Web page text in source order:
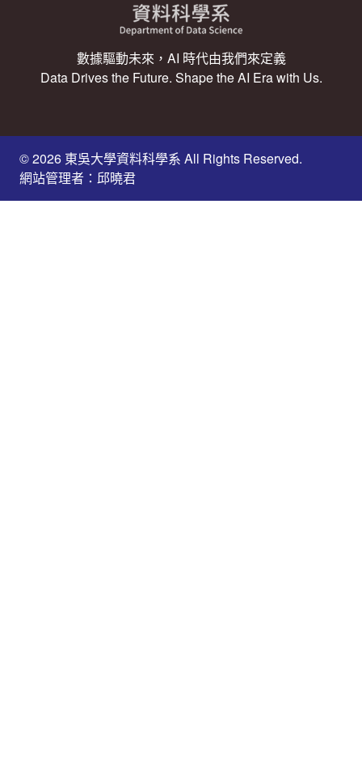
數據驅動未來，AI 時代由我們來定義
Data Drives the Future. Shape the AI Era with Us.
© 2026 東吳大學資料科學系 All Rights Reserved.
網站管理者：邱曉君